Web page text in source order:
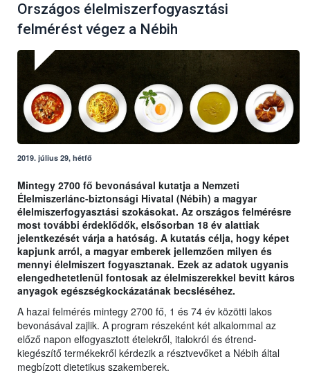
Országos élelmiszerfogyasztási
felmérést végez a Nébih
2019. július 29, hétfő
Mintegy 2700 fő bevonásával kutatja a Nemzeti
Élelmiszerlánc-biztonsági Hivatal (Nébih) a magyar
élelmiszerfogyasztási szokásokat. Az országos felmérésre
most további érdeklődők, elsősorban 18 év alattiak
jelentkezését várja a hatóság. A kutatás célja, hogy képet
kapjunk arról, a magyar emberek jellemzően milyen és
mennyi élelmiszert fogyasztanak. Ezek az adatok ugyanis
elengedhetetlenül fontosak az élelmiszerekkel bevitt káros
anyagok egészségkockázatának becsléséhez.
A hazai felmérés mintegy 2700 fő, 1 és 74 év közötti lakos
bevonásával zajlik. A program részeként két alkalommal az
előző napon elfogyasztott ételekről, italokról és étrend-
kiegészítő termékekről kérdezik a résztvevőket a Nébih által
megbízott dietetikus szakemberek.